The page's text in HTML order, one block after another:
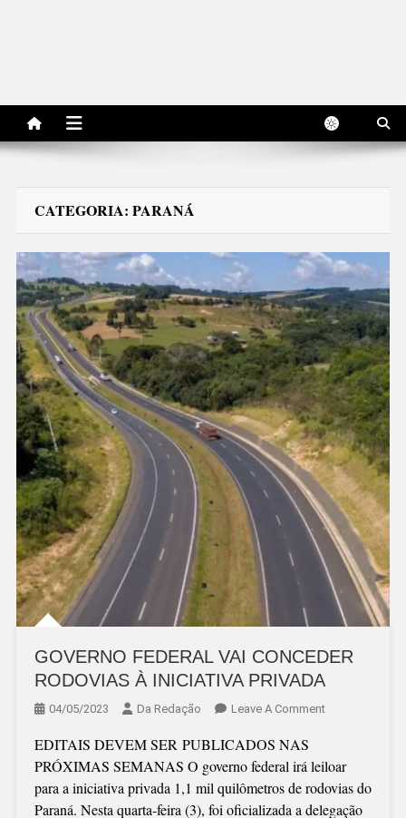
CATEGORIA: PARANÁ
GOVERNO FEDERAL VAI CONCEDER
RODOVIAS À INICIATIVA PRIVADA
04/05/2023 Da Redação Leave A CommentOn
VAI
CONCEDER
RODOVIAS
EDITAIS DEVEM SER PUBLICADOS NAS
PRÓXIMAS SEMANAS O governo federal irá leiloar
para a iniciativa privada 1,1 mil quilômetros de rodovias do
Paraná. Nesta quarta-feira (3), foi oficializada a delegação